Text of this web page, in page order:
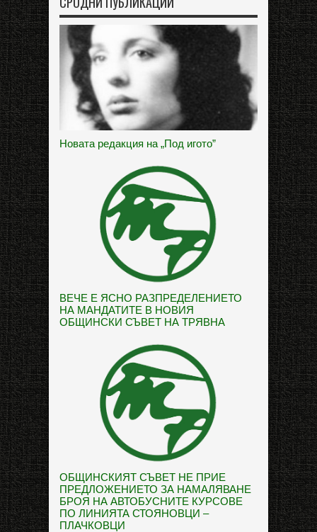
Новата редакция на „Под игото”
ВЕЧЕ Е ЯСНО РАЗПРЕДЕЛЕНИЕТО
НА МАНДАТИТЕ В НОВИЯ
ОБЩИНСКИ СЪВЕТ НА ТРЯВНА
ОБЩИНСКИЯТ СЪВЕТ НЕ ПРИЕ
ПРЕДЛОЖЕНИЕТО ЗА НАМАЛЯВАНЕ
БРОЯ НА АВТОБУСНИТЕ КУРСОВЕ
ПО ЛИНИЯТА СТОЯНОВЦИ –
ПЛАЧКОВЦИ